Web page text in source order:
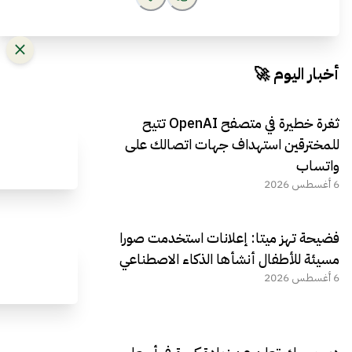
أخبار اليوم 🚀
ثغرة خطيرة في متصفح OpenAI تتيح
للمخترقين استهداف جهات اتصالك على
واتساب
6 أغسطس 2026
فضيحة تهز ميتا: إعلانات استخدمت صورا
مسيئة للأطفال أنشأها الذكاء الاصطناعي
6 أغسطس 2026